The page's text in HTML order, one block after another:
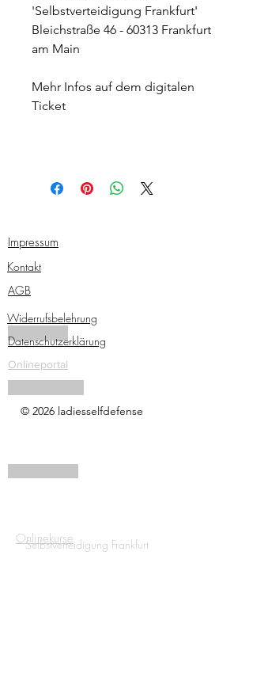
'Selbstverteidigung Frankfurt'
Bleichstraße 46 - 60313 Frankfurt
am Main
Mehr Infos auf dem digitalen
Ticket
Impressum
Kontakt
AGB
Widerrufsbelehrung
Traininsgpass
Datenschutzerklärung
Onlineportal
© 2026 ladiesselfdefense
Selbstverteidigung Frankfurt
Onlinekurse